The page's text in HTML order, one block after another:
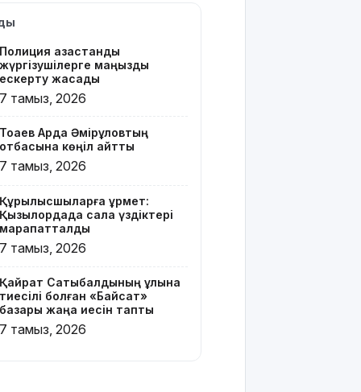
Z белгісі
киген
жолаушы
қызу
талқыға
Президент
Солтүстік
облысының
90
жылдығымен
құттықтады
Телефон
алаяқтығының
жаңа түрі
туралы
Полиция қазақстандық
жүргізушілерге маңызды
ескерту жасады
7 тамыз, 2026
Тоқаев Ардақ Әмірқұловтың
отбасына көңіл айтты
7 тамыз, 2026
Құрылысшыларға құрмет:
Қызылордада сала үздіктері
марапатталды
7 тамыз, 2026
Қайрат Сатыбалдының ұлына
тиесілі болған «Байсат»
базары жаңа иесін тапты
7 тамыз, 2026